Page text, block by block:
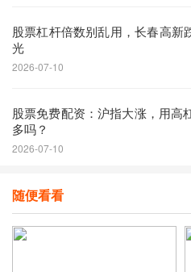
股票杠杆倍数别乱用，长春高新
光
2026-07-10
股票免费配资：沪指大涨，用高
多吗？
2026-07-10
随便看看